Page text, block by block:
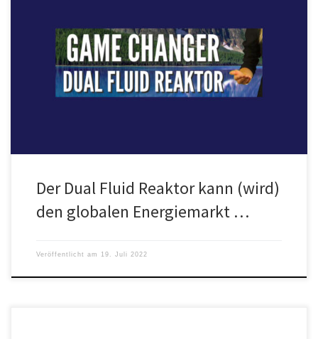
Der Dual Fluid Reaktor kann den globalen Energiemarkt
revolutionieren. Warum das nicht zu viel versprochen ist, erklärt
die 119. Ausgabe […]
Der Dual Fluid Reaktor kann (wird)
den globalen Energiemarkt …
Veröffentlicht am 19. Juli 2022